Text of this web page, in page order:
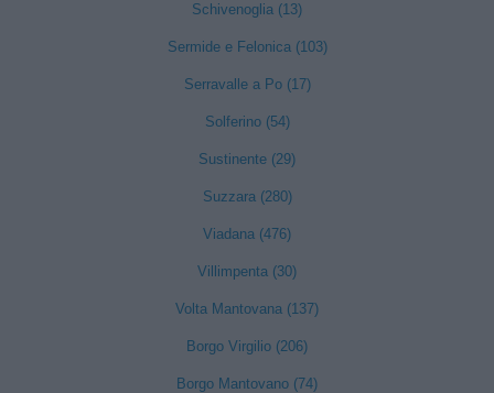
Schivenoglia (13)
Sermide e Felonica (103)
Serravalle a Po (17)
Solferino (54)
Sustinente (29)
Suzzara (280)
Viadana (476)
Villimpenta (30)
Volta Mantovana (137)
Borgo Virgilio (206)
Borgo Mantovano (74)